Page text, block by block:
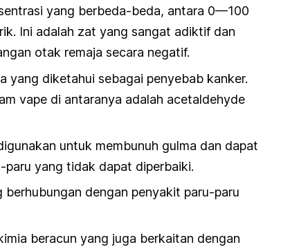
yang berbeda-beda, antara 0—100
Ini adalah zat yang sangat adiktif dan
otak remaja secara negatif.
yang diketahui sebagai penyebab kanker.
vape di antaranya adalah acetaldehyde
untuk membunuh gulma dan dapat
paru yang tidak dapat diperbaiki.
berhubungan dengan penyakit paru-paru
beracun yang juga berkaitan dengan